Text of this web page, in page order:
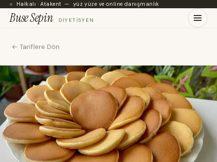
Halkalı · Atakent — yüz yüze ve online danışmanlık
Buse Sepin DIYETISYEN
← Tariflere Dön